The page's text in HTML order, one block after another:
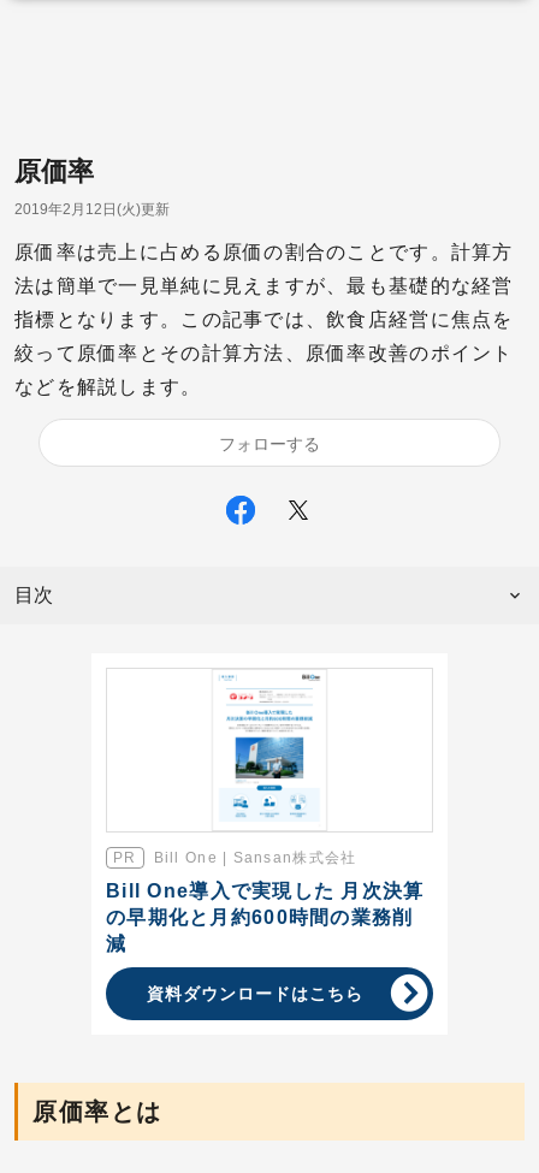
原価率
2019年2月12日(火)更新
原価率は売上に占める原価の割合のことです。計算方
法は簡単で一見単純に見えますが、最も基礎的な経営
指標となります。この記事では、飲食店経営に焦点を
絞って原価率とその計算方法、原価率改善のポイント
などを解説します。
フォローする
目次
Bill One | Sansan株式会社
Bill One導入で実現した 月次決算
の早期化と月約600時間の業務削
減
資料ダウンロードはこちら
原価率とは